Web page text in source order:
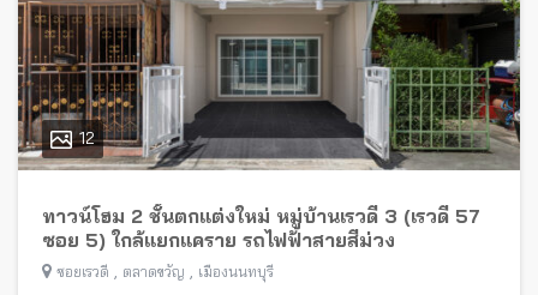
12
ทาวน์โฮม 2 ชั้นตกแต่งใหม่ หมู่บ้านเรวดี 3 (เรวดี 57
ซอย 5) ใกล้แยกแคราย รถไฟฟ้าสายสีม่วง
ซอยเรวดี , ตลาดขวัญ , เมืองนนทบุรี